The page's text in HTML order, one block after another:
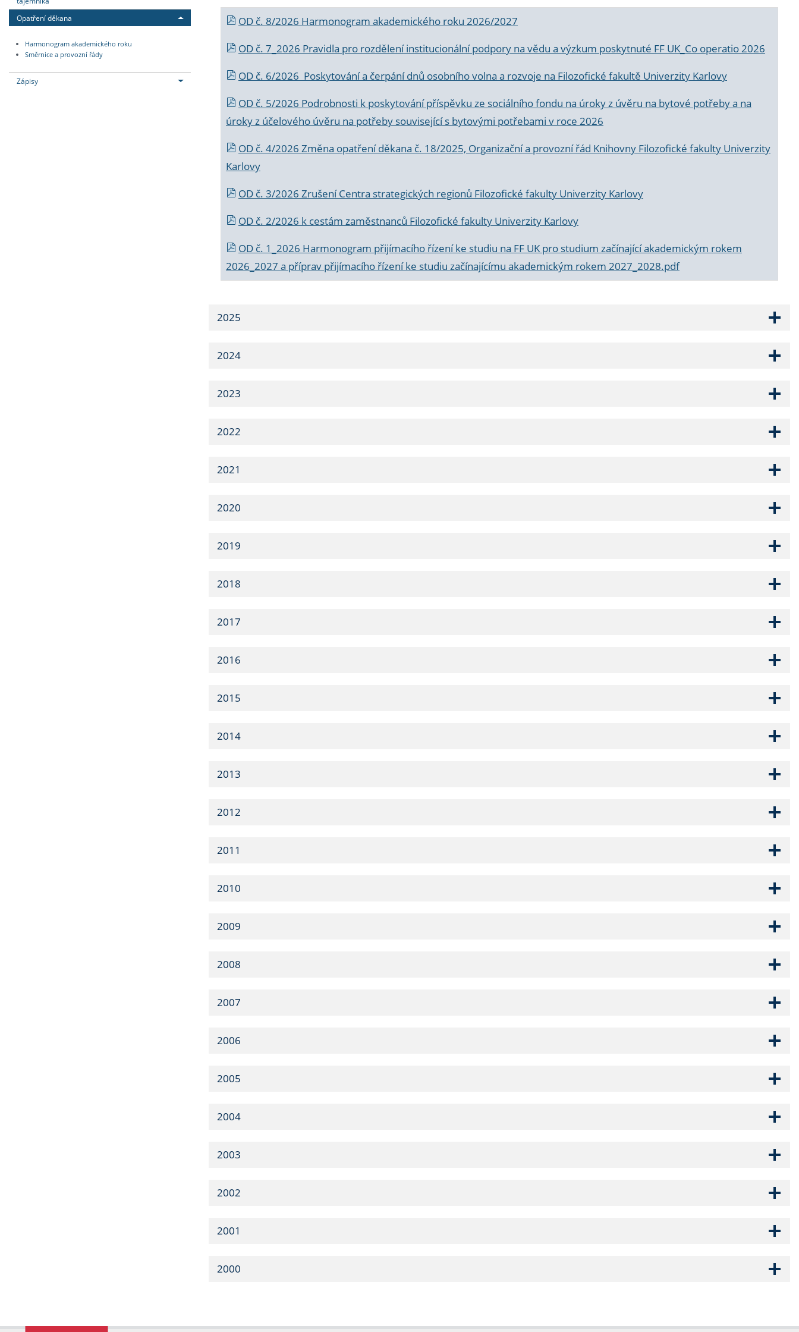
Opatření děkana
Harmonogram akademického roku
Směrnice a provozní řády
Zápisy
OD č. 8/2026 Harmonogram akademického roku 2026/2027
OD č. 7_2026 Pravidla pro rozdělení institucionální podpory na vědu a výzkum poskytnuté FF UK_Co operatio 2026
OD č. 6/2026 Poskytování a čerpání dnů osobního volna a rozvoje na Filozofické fakultě Univerzity Karlovy
OD č. 5/2026 Podrobnosti k poskytování příspěvku ze sociálního fondu na úroky z úvěru na bytové potřeby a na
úroky z účelového úvěru na potřeby související s bytovými potřebami v roce 2026
OD č. 4/2026 Změna opatření děkana č. 18/2025, Organizační a provozní řád Knihovny Filozofické fakulty Univerzity
Karlovy
OD č. 3/2026 Zrušení Centra strategických regionů Filozofické fakulty Univerzity Karlovy
OD č. 2/2026 k cestám zaměstnanců Filozofické fakulty Univerzity Karlovy
OD č. 1_2026 Harmonogram přijímacího řízení ke studiu na FF UK pro studium začínající akademickým rokem
2026_2027 a příprav přijímacího řízení ke studiu začínajícímu akademickým rokem 2027_2028.pdf
2025
2024
2023
2022
2021
2020
2019
2018
2017
2016
2015
2014
2013
2012
2011
2010
2009
2008
2007
2006
2005
2004
2003
2002
2001
2000